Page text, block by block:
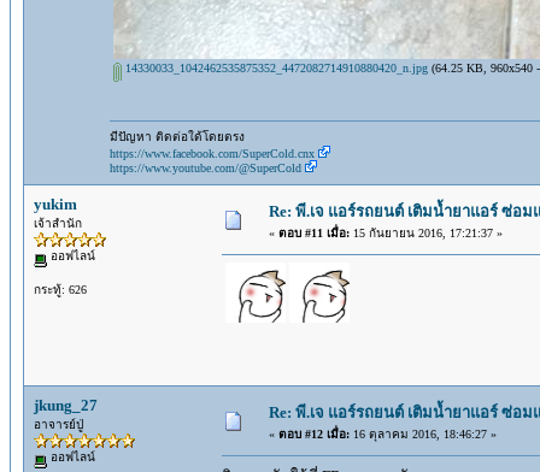
14330033_1042462535875352_4472082714910880420_n.jpg (64.25 KB, 960x540
มีปัญหา ติดต่อใด้โดยตรง
https://www.facebook.com/SuperCold.cnx
https://www.youtube.com/@SuperCold
yukim
เจ้าสำนัก
ออฟไลน์
กระทู้: 626
Re: พี.เจ แอร์รถยนต์ เติมน้ำยาแอร์ ซ่อ
« ตอบ #11 เมื่อ: 15 กันยายน 2016, 17:21:37 »
jkung_27
อาจารย์ปู่
ออฟไลน์
Re: พี.เจ แอร์รถยนต์ เติมน้ำยาแอร์ ซ่อ
« ตอบ #12 เมื่อ: 16 ตุลาคม 2016, 18:46:27 »